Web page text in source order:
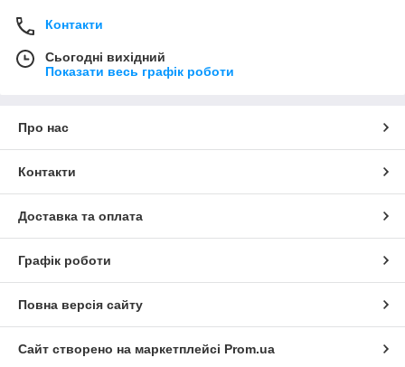
Контакти
Сьогодні вихідний
Показати весь графік роботи
Про нас
Контакти
Доставка та оплата
Графік роботи
Повна версія сайту
Сайт створено на маркетплейсі Prom.ua